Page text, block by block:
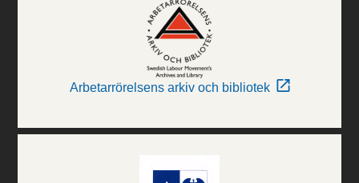
Arbetarrörelsens arkiv och bibliotek